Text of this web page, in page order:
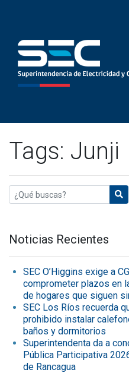
Tags: Junji
Noticias Recientes
SEC O’Higgins exige a
comprometer plazos en
de hogares que siguen
SEC Los Ríos recuerda
prohibido instalar
baños y dormitorios
Superintendenta da a
Pública Participativa
de Rancagua